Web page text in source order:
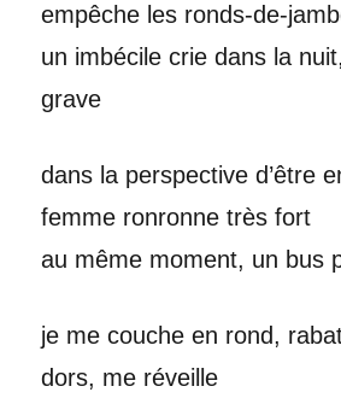
empêche les ronds-de-
un imbécile crie dans la
grave
dans la perspective d’être
femme ronronne très fort
au même moment, un bus
je me couche en rond,
dors, me réveille